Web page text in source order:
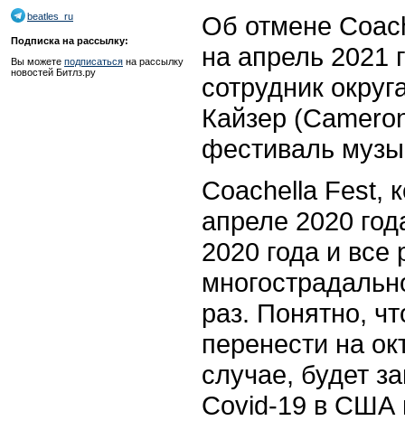
beatles_ru
Подписка на рассылку:
Вы можете подписаться на рассылку
новостей Битлз.ру
Об отмене
на апрель 2021
сотрудник
Кайзер
фестиваль
Coachella Fest,
апреле 2020
2020 года и все
раз. Понятно,
перенести на
случае, будет
Covid-19 в США